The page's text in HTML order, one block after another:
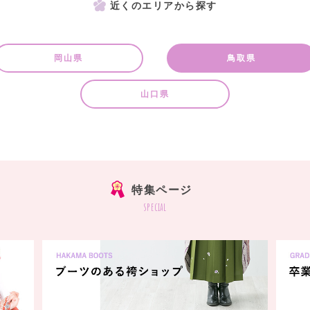
近くのエリアから探す
岡山県 鳥取県
山口県
特集ページ
special